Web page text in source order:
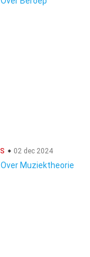
02 dec 2024
Muziektheorie